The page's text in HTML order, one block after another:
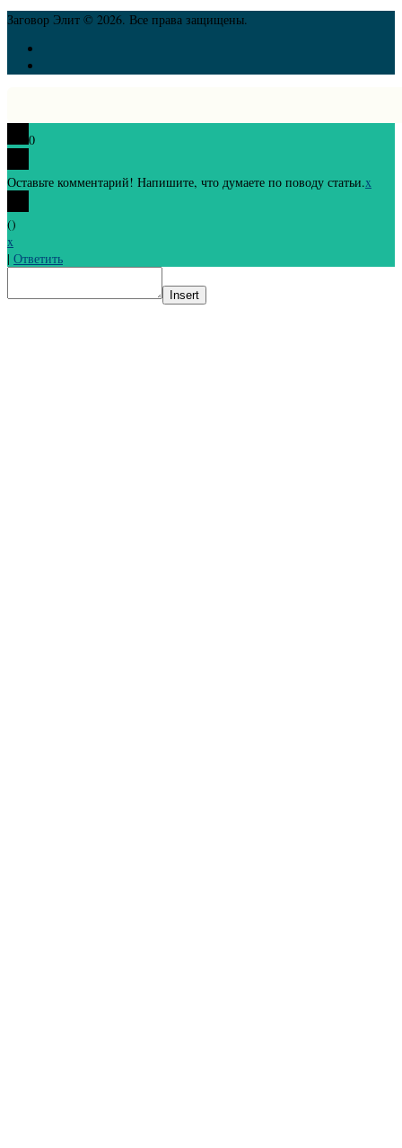
Заговор Элит © 2026. Все права защищены.
0
Оставьте комментарий! Напишите, что думаете по поводу статьи.x
()
x
| Ответить
Insert